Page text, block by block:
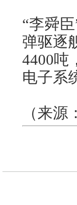
“李舜
弹驱逐
4400吨
电子系
（来